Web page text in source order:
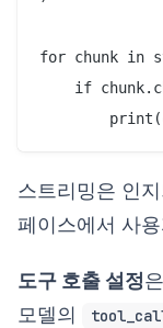
for chunk in
if
스트리밍은 인
페이스에서 사
도구 호출 설정
모델의